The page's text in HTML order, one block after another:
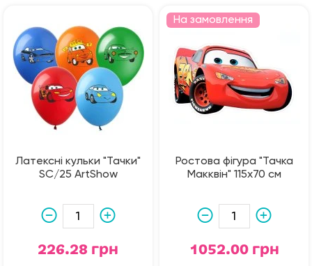
Латексні кульки "Тачки"
SC/25 ArtShow
226.28 грн
На замовлення
Ростова фігура "Тачка
Макквін" 115х70 см
1052.00 грн